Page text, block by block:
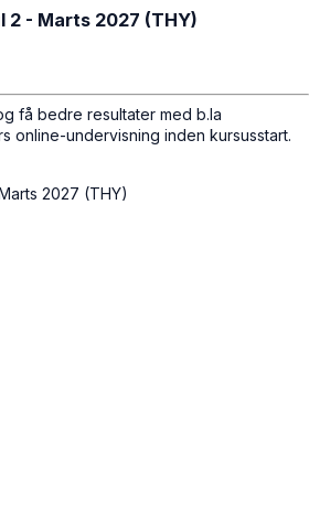
2 - Marts 2027 (THY)
få bedre resultater med b.la
online-undervisning inden kursusstart.
2027 (THY)